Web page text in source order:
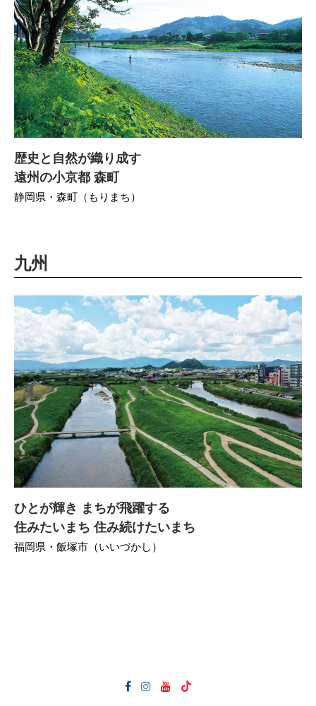
歴史と自然が織り成す
遠州の小京都 森町
静岡県・森町（もりまち）
九州
ひとが輝き まちが飛躍する
住みたいまち 住み続けたいまち
福岡県・飯塚市（いいづかし）